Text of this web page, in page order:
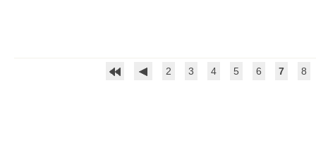
2 3 4 5 6 7 8